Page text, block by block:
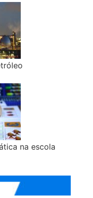
na escola